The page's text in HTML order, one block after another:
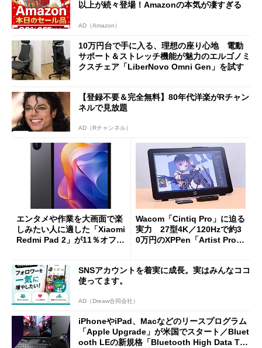
以上が続々登場！Amazonの本気が凄すぎる
AD（Amazon）
10万円台で手に入る、理想の座り心地 電動
サポート＆ストレッチ機能が魅力のエルゴノミ
クスチェア「LiberNovo Omni Gen」を試す
【登録不要＆完全無料】80年代洋楽がRチャン
ネルで見放題
AD（Rチャンネル）
エンタメや作業を大画面で楽
しみたい人に適した「Xiaomi
Redmi Pad 2」が11％オフの
Wacom「Cintiq Pro」に迫る
実力 27型4K／120Hzで約3
0万円のXPPen「Artist Pro 2
SNSアカウントを着実に成長。実はみんなココ
使ってます。
AD（Dreaw合同会社）
iPhoneやiPad、Macなどのリースプログラム
「Apple Upgrade」が米国でスタート／Bluet
ooth LEの新規格「Bluetooth High Data Thr